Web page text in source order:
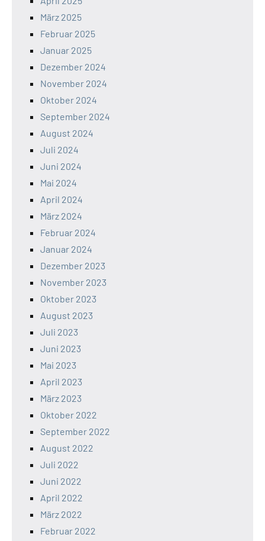
März 2025
Februar 2025
Januar 2025
Dezember 2024
November 2024
Oktober 2024
September 2024
August 2024
Juli 2024
Juni 2024
Mai 2024
April 2024
März 2024
Februar 2024
Januar 2024
Dezember 2023
November 2023
Oktober 2023
August 2023
Juli 2023
Juni 2023
Mai 2023
April 2023
März 2023
Oktober 2022
September 2022
August 2022
Juli 2022
Juni 2022
April 2022
März 2022
Februar 2022